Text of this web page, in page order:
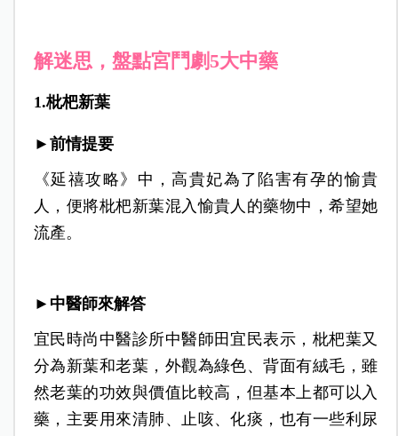
解迷思，盤點宮鬥劇5大中藥
1.枇杷新葉
►前情提要
《延禧攻略》中，高貴妃為了陷害有孕的愉貴
人，便將枇杷新葉混入愉貴人的藥物中，希望她
流產。
►中醫師來解答
宜民時尚中醫診所中醫師田宜民表示，枇杷葉又
分為新葉和老葉，外觀為綠色、背面有絨毛，雖
然老葉的功效與價值比較高，但基本上都可以入
藥，主要用來清肺、止咳、化痰，也有一些利尿